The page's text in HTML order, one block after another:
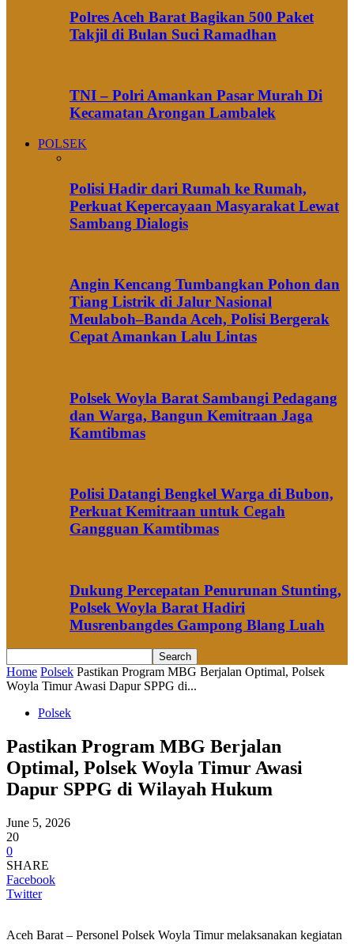
Polres Aceh Barat Bagikan 500 Paket
Takjil di Bulan Suci Ramadhan
TNI – Polri Amankan Pasar Murah Di
Kecamatan Arongan Lambalek
POLSEK
Polisi Hadir dari Rumah ke Rumah,
Perkuat Kepercayaan Masyarakat Lewat
Sambang Dialogis
Angin Kencang Tumbangkan Pohon dan
Tiang Listrik di Jalur Nasional
Meulaboh–Banda Aceh, Polisi Bergerak
Cepat Amankan Lalu Lintas
Polsek Woyla Barat Sambangi Pedagang
dan Warga, Bangun Kemitraan Jaga
Kamtibmas
Polisi Datangi Bengkel Warga di Bubon,
Perkuat Kemitraan untuk Cegah
Gangguan Kamtibmas
Dukung Percepatan Penurunan Stunting,
Polsek Woyla Barat Hadiri
Musrenbangdes Gampong Blang Luah
Home Polsek Pastikan Program MBG Berjalan Optimal, Polsek
Woyla Timur Awasi Dapur SPPG di...
Polsek
Pastikan Program MBG Berjalan
Optimal, Polsek Woyla Timur Awasi
Dapur SPPG di Wilayah Hukum
June 5, 2026
20
0
SHARE
Facebook
Twitter
Aceh Barat – Personel Polsek Woyla Timur melaksanakan kegiatan